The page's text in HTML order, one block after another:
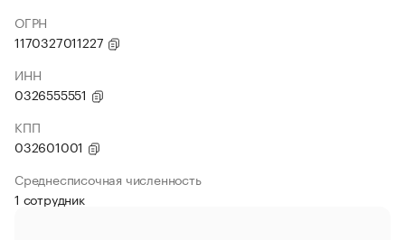
ОГРН
1170327011227
ИНН
0326555551
КПП
032601001
Среднесписочная численность
1 сотрудник